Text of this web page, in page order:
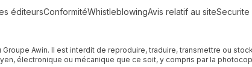
éditeursConformitéWhistleblowingAvis relatif au siteSecurite
Awin. Il est interdit de reproduire, traduire, transmettre ou
électronique ou mécanique que ce soit, y compris par la